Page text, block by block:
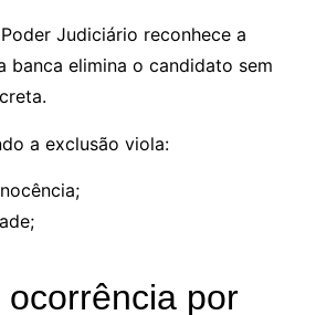
Judiciário reconhece a
banca elimina o candidato sem
a exclusão viola:
ocorrência por